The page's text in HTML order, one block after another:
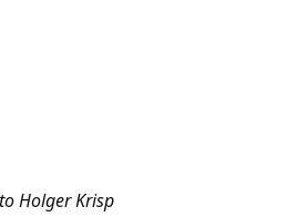
Holger Krisp